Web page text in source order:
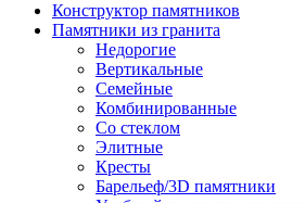
Конструктор памятников
Памятники из гранита
Недорогие
Вертикальные
Семейные
Комбинированные
Со стеклом
Элитные
Кресты
Барельеф/3D памятники